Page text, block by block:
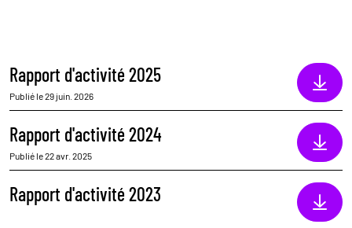
Rapport d'activité 2025
Publié le 29 juin. 2026
Rapport d'activité 2024
Publié le 22 avr. 2025
Rapport d'activité 2023